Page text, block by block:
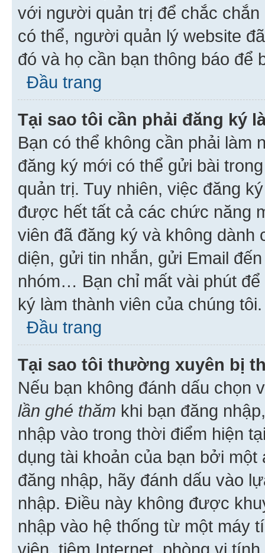
với người quản trị để chắc
có thể, người quản lý website
đó và họ cần bạn thông báo để
Đầu trang
Tại sao tôi cần phải đăng ký
Bạn có thể không cần phải làm
đăng ký mới có thể gửi bài
quản trị. Tuy nhiên, việc đăng
được hết tất cả các chức năng
viên đã đăng ký và không
diện, gửi tin nhắn, gửi Email
nhóm… Bạn chỉ mất vài phút
ký làm thành viên của chúng tôi.
Đầu trang
Tại sao tôi thường xuyên bị
Nếu bạn không đánh dấu chọn
lần ghé thăm khi bạn đăng
nhập vào trong thời điểm hiện
dụng tài khoản của bạn bởi
đăng nhập, hãy đánh dấu vào
nhập. Điều này không được
nhập vào hệ thống từ một máy
viện, tiệm Internet, phòng vi